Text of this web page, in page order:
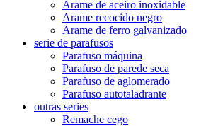
Arame de aceiro inoxidable
Arame recocido negro
Arame de ferro galvanizado
serie de parafusos
Parafuso máquina
Parafuso de parede seca
Parafuso de aglomerado
Parafuso autotaladrante
outras series
Remache cego